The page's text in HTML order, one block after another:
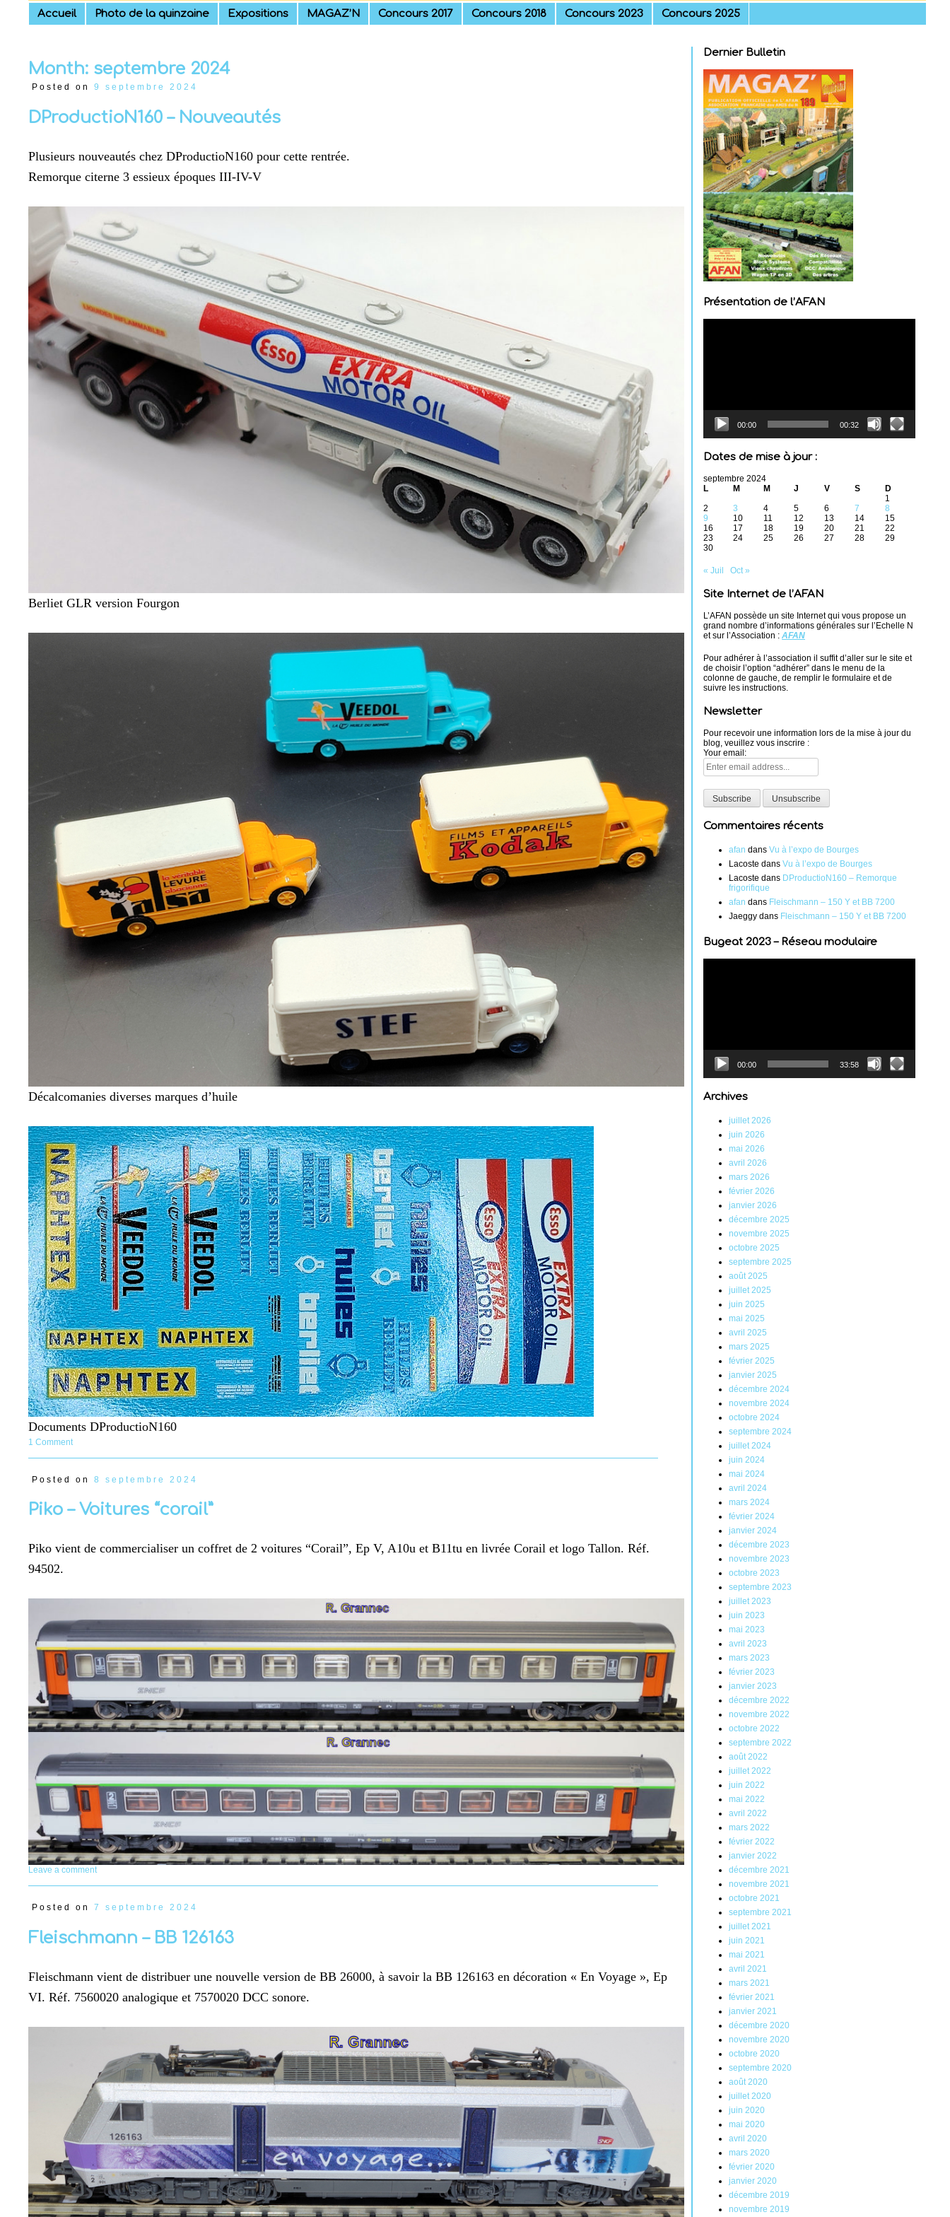
Skip
to
Accueil Photo de la quinzaine Expositions MAGAZ’N Concours 2017 Concours 2018 Concours 2023 Concours 2025
Month: septembre 2024
Posted on 9 septembre 2024
DProductioN160 – Nouveautés
Plusieurs nouveautés chez DProductioN160 pour cette rentrée.
Remorque citerne 3 essieux époques III-IV-V
Berliet GLR version Fourgon
Décalcomanies diverses marques d’huile
Documents DProductioN160
1 Comment
Posted on 8 septembre 2024
Piko – Voitures “corail”
Piko vient de commercialiser un coffret de 2 voitures “Corail”, Ep V, A10u et B11tu en livrée Corail et logo Tallon. Réf.
94502.
Leave a comment
Posted on 7 septembre 2024
Fleischmann – BB 126163
Fleischmann vient de distribuer une nouvelle version de BB 26000, à savoir la BB 126163 en décoration « En Voyage », Ep
VI. Réf. 7560020 analogique et 7570020 DCC sonore.
Dernier Bulletin
Présentation de l’AFAN
00:00 00:32
Dates de mise à jour :
septembre 2024
L
M M J V S
D
1
2
3 4 5 6 7
8
9
10 11 12 13 14
15
16
17 18 19 20 21
22
23
24 25 26 27 28
29
30
« Juil Oct »
Site Internet de l’AFAN
L’AFAN possède un site Internet qui vous propose un
grand nombre d’informations générales sur l’Echelle N
et sur l’Association : AFAN
Pour adhérer à l’association il suffit d’aller sur le site et
de choisir l’option “adhérer” dans le menu de la
colonne de gauche, de remplir le formulaire et de
suivre les instructions.
Newsletter
Pour recevoir une information lors de la mise à jour du
blog, veuillez vous inscrire :
Your email:
Commentaires récents
afan dans Vu à l’expo de Bourges
Lacoste dans Vu à l’expo de Bourges
Lacoste dans DProductioN160 – Remorque
frigorifique
afan dans Fleischmann – 150 Y et BB 7200
Jaeggy dans Fleischmann – 150 Y et BB 7200
Bugeat 2023 – Réseau modulaire
00:00 33:58
Archives
juillet 2026
juin 2026
mai 2026
avril 2026
mars 2026
février 2026
janvier 2026
décembre 2025
novembre 2025
octobre 2025
septembre 2025
août 2025
juillet 2025
juin 2025
mai 2025
avril 2025
mars 2025
février 2025
janvier 2025
décembre 2024
novembre 2024
octobre 2024
septembre 2024
juillet 2024
juin 2024
mai 2024
avril 2024
mars 2024
février 2024
janvier 2024
décembre 2023
novembre 2023
octobre 2023
septembre 2023
juillet 2023
juin 2023
mai 2023
avril 2023
mars 2023
février 2023
janvier 2023
décembre 2022
novembre 2022
octobre 2022
septembre 2022
août 2022
juillet 2022
juin 2022
mai 2022
avril 2022
mars 2022
février 2022
janvier 2022
décembre 2021
novembre 2021
octobre 2021
septembre 2021
juillet 2021
juin 2021
mai 2021
avril 2021
mars 2021
février 2021
janvier 2021
décembre 2020
novembre 2020
octobre 2020
septembre 2020
août 2020
juillet 2020
juin 2020
mai 2020
avril 2020
mars 2020
février 2020
janvier 2020
décembre 2019
novembre 2019